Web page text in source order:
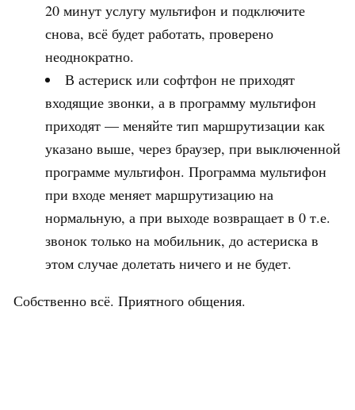
20 минут услугу мультифон и подключите
снова, всё будет работать, проверено
неоднократно.
В астериск или софтфон не приходят
входящие звонки, а в программу мультифон
приходят — меняйте тип маршрутизации как
указано выше, через браузер, при выключенной
программе мультифон. Программа мультифон
при входе меняет маршрутизацию на
нормальную, а при выходе возвращает в 0 т.е.
звонок только на мобильник, до астериска в
этом случае долетать ничего и не будет.
Собственно всё. Приятного общения.